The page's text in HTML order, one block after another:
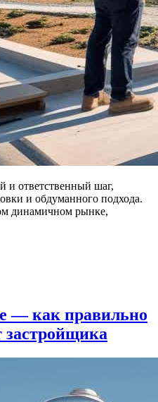
и ответственный шаг,
и обдуманного подхода.
динамичном рынке,
— как правильно
застройщика